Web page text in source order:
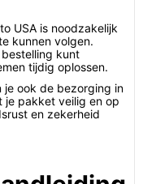
USA is noodzakelijk
kunnen volgen.
kunt
tijdig oplossen.
je ook de bezorging in
je pakket veilig en op
en zekerheid